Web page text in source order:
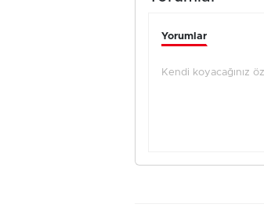
Yorumlar
Kendi koyacağınız